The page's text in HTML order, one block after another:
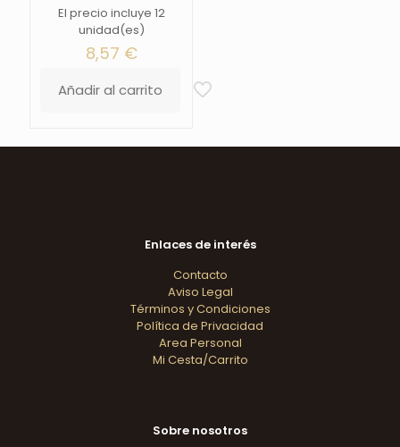
El precio incluye 12
unidad(es)
8,57 €
Añadir al carrito
Enlaces de interés
Contacto
Aviso Legal
Términos y Condiciones
Política de Privacidad
Area Personal
Mi Cesta/Carrito
Sobre nosotros